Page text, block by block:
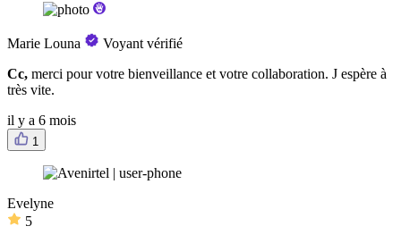
Marie Louna
Voyant vérifié
Cc, merci pour votre bienveillance et votre collaboration. J espère à
très vite.
il y a 6 mois
1
Evelyne
5